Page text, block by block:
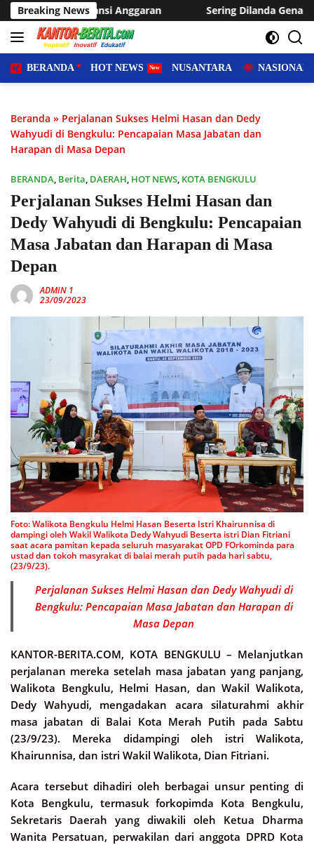
Langsung
ke
konten
Breaking NewsSering Dilanda Genangan, Desa Sukaraja
BERANDA HOT NEWS NUSANTARA NASIONAL
Beranda » Perjalanan Sukses Helmi Hasan dan Dedy
Wahyudi di Bengkulu: Pencapaian Masa Jabatan dan
Harapan di Masa Depan
BERANDA, Berita, DAERAH, HOT NEWS, KOTA BENGKULU
Perjalanan Sukses Helmi Hasan dan
Dedy Wahyudi di Bengkulu: Pencapaian
Masa Jabatan dan Harapan di Masa
Depan
ADMIN 1
23/09/2023
Foto: Walikota Bengkulu Helmi Hasan Beserta Istri Khairunnisa di
dampingi oleh Wakil Walikota Dedy Wahyudi Beserta istri Dian Fitriani
saat acara pamitan kepada seluruh masyarakat OPD FOrkominda para
ustad dan tokoh masyrakat di balai merah putih pada hari sabtu,
(23/9/23).
Perjalanan Sukses Helmi Hasan dan Dedy Wahyudi di
Bengkulu: Pencapaian Masa Jabatan dan Harapan di
Masa Depan
KANTOR-BERITA.COM, KOTA BENGKULU – Melanjutkan
perjalanan mereka setelah masa jabatan yang panjang,
Walikota Bengkulu, Helmi Hasan, dan Wakil Walikota,
Dedy Wahyudi, mengadakan acara silaturahmi akhir
masa jabatan di Balai Kota Merah Putih pada Sabtu
(23/9/23). Mereka didampingi oleh istri Walikota,
Khairunnisa, dan istri Wakil Walikota, Dian Fitriani.
Acara tersebut dihadiri oleh berbagai unsur penting di
Kota Bengkulu, termasuk forkopimda Kota Bengkulu,
Sekretaris Daerah yang diwakili oleh Ketua Dharma
Wanita Persatuan, perwakilan dari anggota DPRD Kota